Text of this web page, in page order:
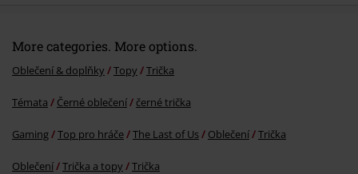
More categories. More options.
Oblečení & doplňky Topy Trička
Témata Černé oblečení černé trička
Gaming Top pro hráče The Last of Us Oblečení Trička
Oblečení Trička a topy Trička